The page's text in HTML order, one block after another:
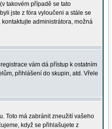
takovém případě se tato
jste z fóra vyloučeni a stále se
administrátora, možná
vám dá přístup k ostatním
přihlášení do skupin, atd. Vřele
Toto má zabránit zneužití vašeho
když se přihlašujete z